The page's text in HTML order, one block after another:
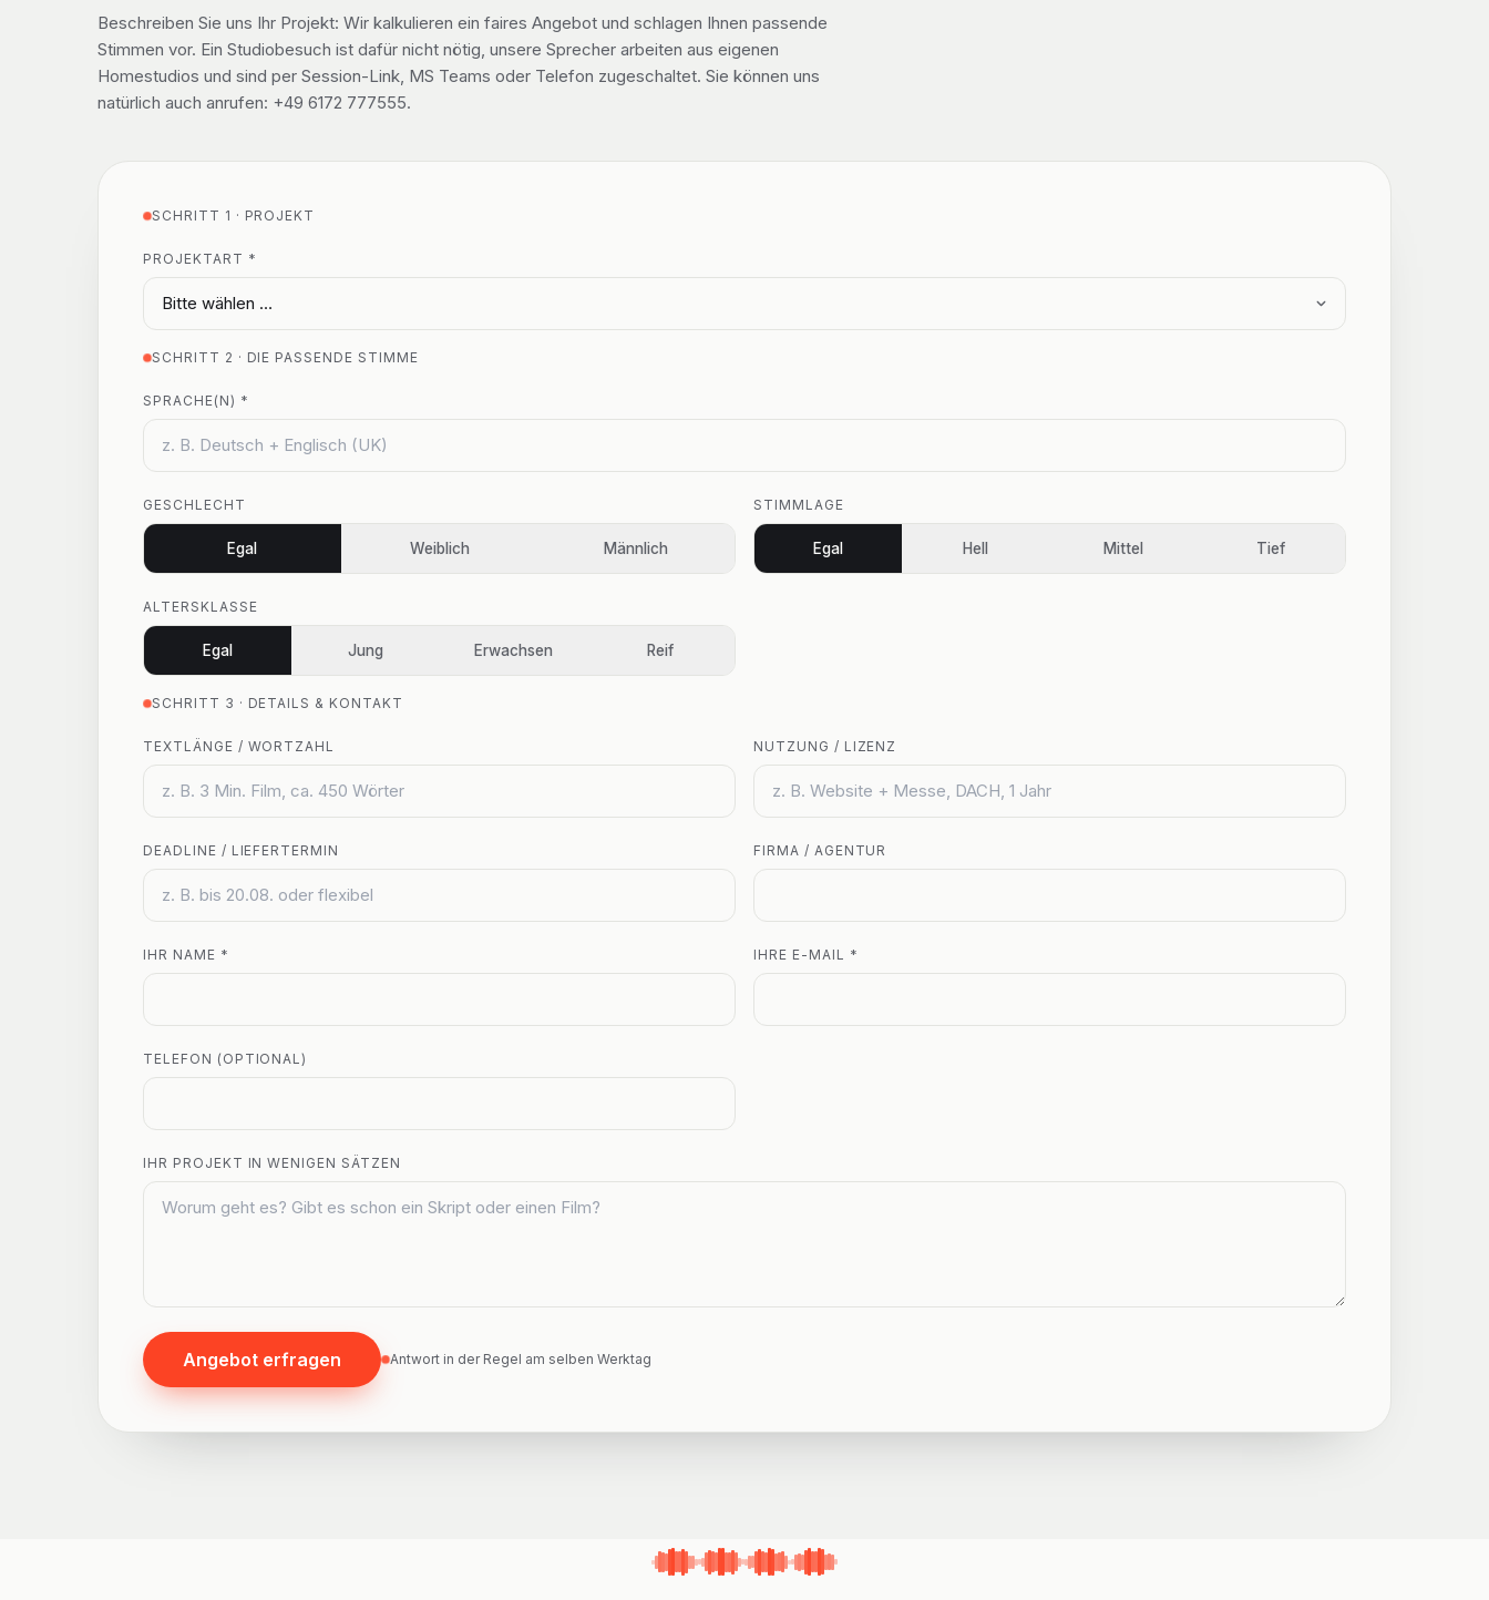
Beschreiben Sie uns Ihr Projekt: Wir kalkulieren ein faires Angebot und schlagen Ihnen passende
Stimmen vor. Ein Studiobesuch ist dafür nicht nötig, unsere Sprecher arbeiten aus eigenen
Homestudios und sind per Session-Link, MS Teams oder Telefon zugeschaltet. Sie können uns
natürlich auch anrufen: +49 6172 777555.
SCHRITT 1 · PROJEKT
PROJEKTART *
SCHRITT 2 · DIE PASSENDE STIMME
SPRACHE(N) *
GESCHLECHT
Egal Weiblich Männlich
STIMMLAGE
Egal Hell Mittel Tief
ALTERSKLASSE
Egal Jung Erwachsen Reif
SCHRITT 3 · DETAILS & KONTAKT
TEXTLÄNGE / WORTZAHL NUTZUNG / LIZENZ
DEADLINE / LIEFERTERMIN FIRMA / AGENTUR
IHR NAME * IHRE E-MAIL *
TELEFON (OPTIONAL)
IHR PROJEKT IN WENIGEN SÄTZEN
Angebot erfragen Antwort in der Regel am selben Werktag